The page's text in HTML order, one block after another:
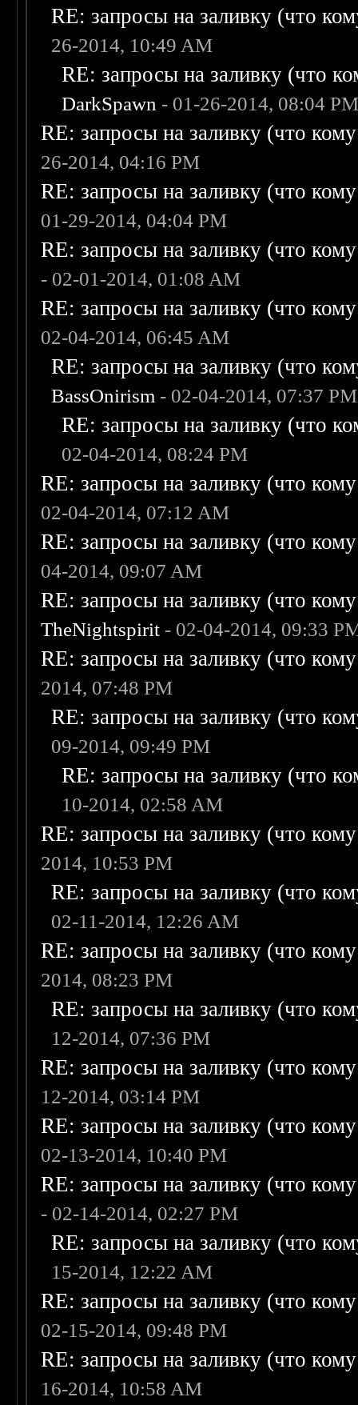
RE: запросы на заливку (что
26-2014, 10:49 AM
RE: запросы на заливку (что
DarkSpawn - 01-26-2014, 08:04
RE: запросы на заливку (что
26-2014, 04:16 PM
RE: запросы на заливку (что
01-29-2014, 04:04 PM
RE: запросы на заливку (что
- 02-01-2014, 01:08 AM
RE: запросы на заливку (что
02-04-2014, 06:45 AM
RE: запросы на заливку (что
BassOnirism - 02-04-2014, 07:37 PM
RE: запросы на заливку (что
02-04-2014, 08:24 PM
RE: запросы на заливку (что
02-04-2014, 07:12 AM
RE: запросы на заливку (что
04-2014, 09:07 AM
RE: запросы на заливку (что
TheNightspirit - 02-04-2014, 09:33
RE: запросы на заливку (что
2014, 07:48 PM
RE: запросы на заливку (что
09-2014, 09:49 PM
RE: запросы на заливку (что
10-2014, 02:58 AM
RE: запросы на заливку (что
2014, 10:53 PM
RE: запросы на заливку (что
02-11-2014, 12:26 AM
RE: запросы на заливку (что
2014, 08:23 PM
RE: запросы на заливку (что
12-2014, 07:36 PM
RE: запросы на заливку (что
12-2014, 03:14 PM
RE: запросы на заливку (что
02-13-2014, 10:40 PM
RE: запросы на заливку (что
- 02-14-2014, 02:27 PM
RE: запросы на заливку (что
15-2014, 12:22 AM
RE: запросы на заливку (что
02-15-2014, 09:48 PM
RE: запросы на заливку (что
16-2014, 10:58 AM